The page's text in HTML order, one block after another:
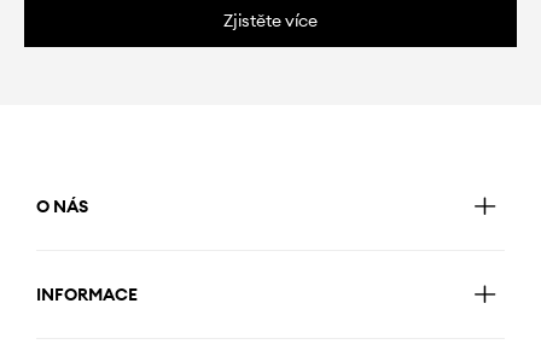
Zjistěte více
O NÁS
INFORMACE